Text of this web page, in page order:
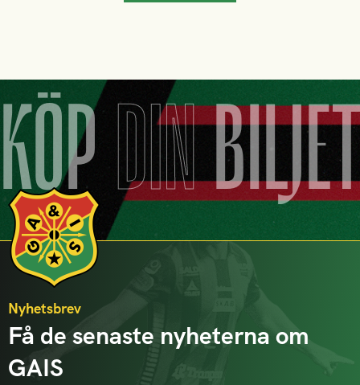
KÖPDIN
Nyhetsbrev
Få de senaste nyheterna om
GAIS